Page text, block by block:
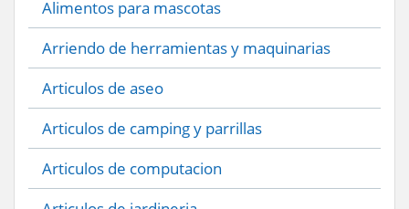
Alimentos para mascotas
Arriendo de herramientas y maquinarias
Articulos de aseo
Articulos de camping y parrillas
Articulos de computacion